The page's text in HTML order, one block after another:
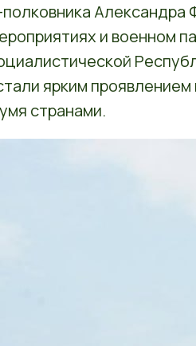
Александра
и военном
ярким
странами.